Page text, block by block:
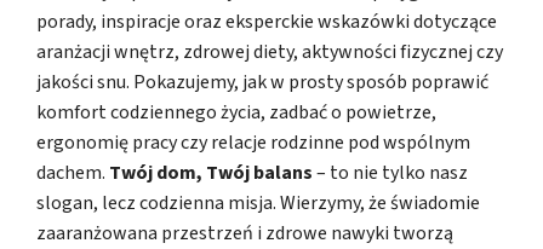
porady, inspiracje oraz eksperckie wskazówki dotyczące
aranżacji wnętrz, zdrowej diety, aktywności fizycznej czy
jakości snu. Pokazujemy, jak w prosty sposób poprawić
komfort codziennego życia, zadbać o powietrze,
ergonomię pracy czy relacje rodzinne pod wspólnym
dachem. Twój dom, Twój balans– to nie tylko nasz
slogan, lecz codzienna misja. Wierzymy, że świadomie
zaaranżowana przestrzeń i zdrowe nawyki tworzą